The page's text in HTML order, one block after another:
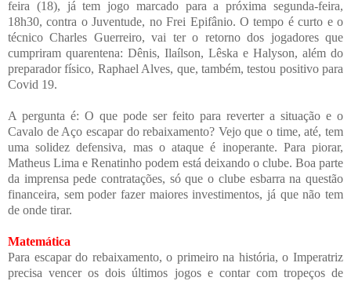
feira (18), já tem jogo marcado para a próxima segunda-feira,
18h30, contra o Juventude, no Frei Epifânio. O tempo é curto e o
técnico Charles Guerreiro, vai ter o retorno dos jogadores que
cumpriram quarentena: Dênis, Ilaílson, Lêska e Halyson, além do
preparador físico, Raphael Alves, que, também, testou positivo para
Covid 19.
A pergunta é: O que pode ser feito para reverter a situação e o
Cavalo de Aço escapar do rebaixamento? Vejo que o time, até, tem
uma solidez defensiva, mas o ataque é inoperante. Para piorar,
Matheus Lima e Renatinho podem está deixando o clube. Boa parte
da imprensa pede contratações, só que o clube esbarra na questão
financeira, sem poder fazer maiores investimentos, já que não tem
de onde tirar.
Matemática
Para escapar do rebaixamento, o primeiro na história, o Imperatriz
precisa vencer os dois últimos jogos e contar com tropeços de